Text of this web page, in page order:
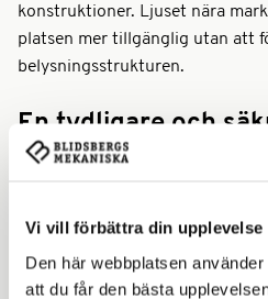
Vi vill förbättra din upplevelse
Den här webbplatsen
att du får den bästa
konstruktioner. Ljuset nära
platsen mer tillgänglig utan att
belysningsstrukturen.
En tydligare och
cykelparkering
men utvecklingen mot mer
genomarbetade lösningar har
verktyg i planeringen av